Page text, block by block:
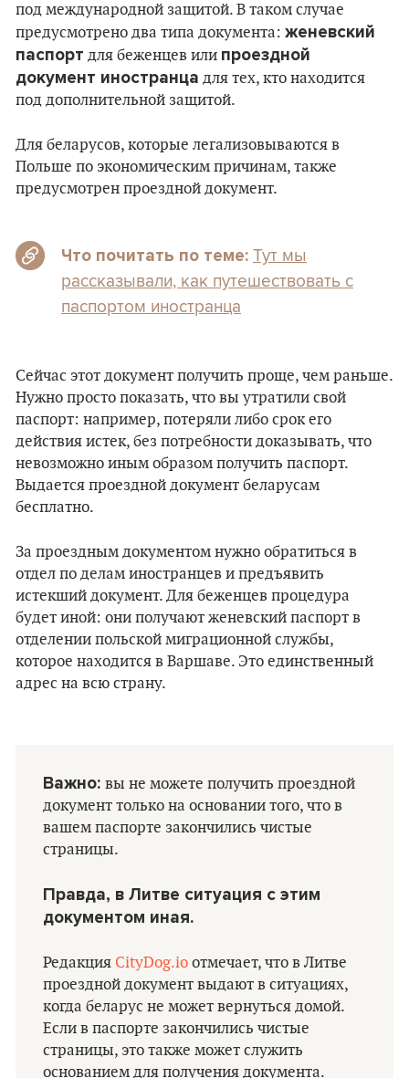
под международной защитой. В таком случае
предусмотрено два типа документа: женевский
паспорт для беженцев или проездной
документ иностранца для тех, кто находится
под дополнительной защитой.
Для беларусов, которые легализовываются в
Польше по экономическим причинам, также
предусмотрен проездной документ.
Что почитать по теме: Тут мы
рассказывали, как путешествовать с
паспортом иностранца
Сейчас этот документ получить проще, чем раньше.
Нужно просто показать, что вы утратили свой
паспорт: например, потеряли либо срок его
действия истек, без потребности доказывать, что
невозможно иным образом получить паспорт.
Выдается проездной документ беларусам
бесплатно.
За проездным документом нужно обратиться в
отдел по делам иностранцев и предъявить
истекший документ. Для беженцев процедура
будет иной: они получают женевский паспорт в
отделении польской миграционной службы,
которое находится в Варшаве. Это единственный
адрес на всю страну.
Важно: вы не можете получить проездной
документ только на основании того, что в
вашем паспорте закончились чистые
страницы.
Правда, в Литве ситуация с этим
документом иная.
Редакция CityDog.io отмечает, что в Литве
проездной документ выдают в ситуациях,
когда беларус не может вернуться домой.
Если в паспорте закончились чистые
страницы, это также может служить
основанием для получения документа.